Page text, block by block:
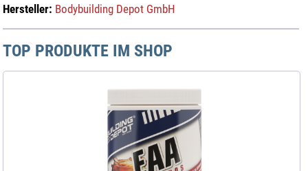
Hersteller: Bodybuilding Depot GmbH
TOP PRODUKTE IM SHOP